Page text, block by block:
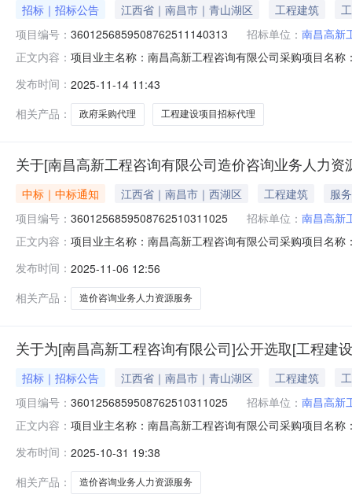
招标｜招标公告 江西省｜南昌市｜青山湖区 工程建筑
项目编号： 3601256859508762511140313 招标单位： 南昌高新
正文内容： 项目业主名称：南昌高新工程咨询有限公司采购项目名
服务洽谈时间：3（个工作日）签订合同时间：15（个工
限公司,江西省机
发布时间： 2025-11-14 11:43
相关产品：
政府采购代理 工程建设项目招标代理
关于[南昌高新工程咨询有限公司造价咨询业务人力
中标｜中标通知 江西省｜南昌市｜西湖区 工程建筑
服务
项目编号： 3601256859508762510311025 招标单位： 南昌高新
正文内容： 项目业主名称：南昌高新工程咨询有限公司采购项目名
额说明：固定价洽谈时间：3（个工作日）签订合同时间
发布时间： 2025-11-06 12:56
相关产品：
造价咨询业务人力资源服务
关于为[南昌高新工程咨询有限公司]公开选取[工程建
招标｜招标公告 江西省｜南昌市｜青山湖区 工程建筑
项目编号： 3601256859508762510311025 招标单位： 南昌高新
正文内容： 项目业主名称：南昌高新工程咨询有限公司采购项目名
服务洽谈时间：3（个工作日）签订合同时间：15（个工
发布时间： 2025-10-31 19:38
相关产品：
造价咨询业务人力资源服务